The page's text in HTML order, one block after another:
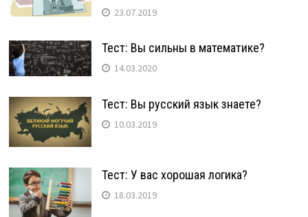
23.07.2019
Тест: Вы сильны в математике?
14.03.2020
Тест: Вы русский язык знаете?
10.03.2019
Тест: У вас хорошая логика?
18.03.2019